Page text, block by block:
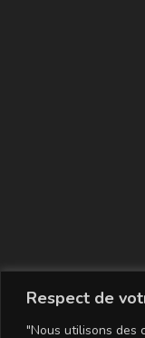
Respect de
"Nous utilisons des
La carte